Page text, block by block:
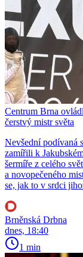
Centrum Brna
čerstvý mistr světa
Nevšední podívaná
zamířili k
šermíře z celého
a novopečeného
se, jak to v srdci
Brněnská Drbna
dnes, 18:40
1 min